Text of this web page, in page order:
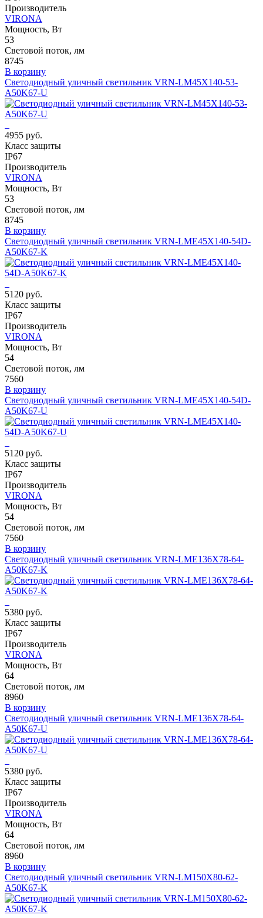
Производитель
VIRONA
Мощность, Вт
53
Световой поток, лм
8745
В корзину
Светодиодный уличный светильник VRN-LM45X140-53-
A50K67-U
4955 руб.
Класс защиты
IP67
Производитель
VIRONA
Мощность, Вт
53
Световой поток, лм
8745
В корзину
Светодиодный уличный светильник VRN-LME45X140-54D-
A50K67-K
5120 руб.
Класс защиты
IP67
Производитель
VIRONA
Мощность, Вт
54
Световой поток, лм
7560
В корзину
Светодиодный уличный светильник VRN-LME45X140-54D-
A50K67-U
5120 руб.
Класс защиты
IP67
Производитель
VIRONA
Мощность, Вт
54
Световой поток, лм
7560
В корзину
Светодиодный уличный светильник VRN-LME136X78-64-
A50K67-K
5380 руб.
Класс защиты
IP67
Производитель
VIRONA
Мощность, Вт
64
Световой поток, лм
8960
В корзину
Светодиодный уличный светильник VRN-LME136X78-64-
A50K67-U
5380 руб.
Класс защиты
IP67
Производитель
VIRONA
Мощность, Вт
64
Световой поток, лм
8960
В корзину
Светодиодный уличный светильник VRN-LM150X80-62-
A50K67-K